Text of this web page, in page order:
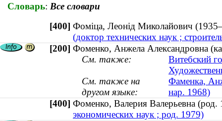
Словарь: Все словари
[400] Фоміца, Леонід Миколайович
(доктор технических наук ;
[200] Фоменко, Анжела Александровна
См. также:
Витебский
См. также на
другом языке:
Фаменка,
нар. 1968)
[400] Фоменко, Валерия Валерьевна
экономических наук ; род. 1979)